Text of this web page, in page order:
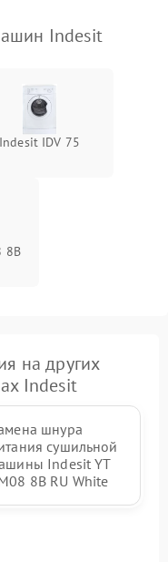
Indesit
Indesit IDV 75
8B
на других
Indesit
шнура
сушильной
Indesit YT
8B RU White